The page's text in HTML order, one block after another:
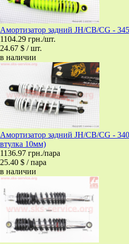
Амортизатор задний JH/CB/CG -
1104.29 грн./шт.
24.67 $ / шт.
в наличии
Амортизатор задний JH/CB/CG -
втулка 10мм)
1136.97 грн./пара
25.40 $ / пара
в наличии